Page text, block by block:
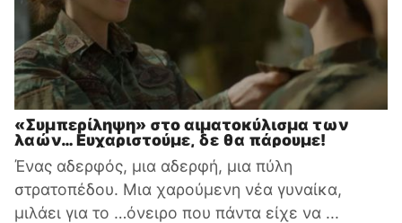
«Συμπερίληψη» στο αιματοκύλισμα των
λαών… Ευχαριστούμε, δε θα πάρουμε!
Ένας αδερφός, μια αδερφή, μια πύλη
στρατοπέδου. Μια χαρούμενη νέα γυναίκα,
μιλάει για το …όνειρο που πάντα είχε να ...